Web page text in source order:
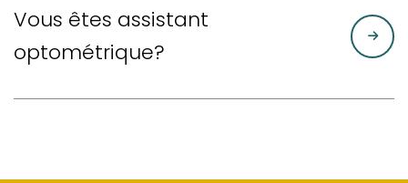
Vous êtes assistant
optométrique?